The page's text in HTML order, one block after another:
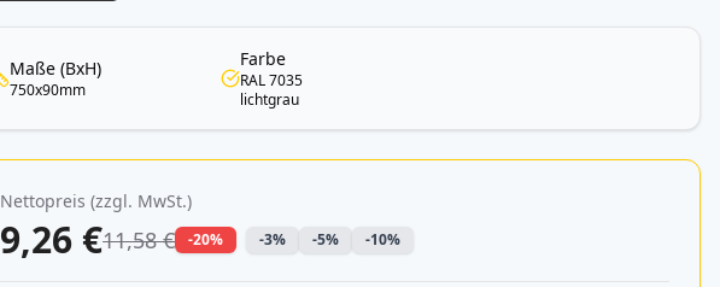
Maße (BxH)
750x90mm
Farbe
RAL 7035
lichtgrau
Nettopreis (zzgl. MwSt.)
9,26 €11,58 € -20% -3% -5% -10%